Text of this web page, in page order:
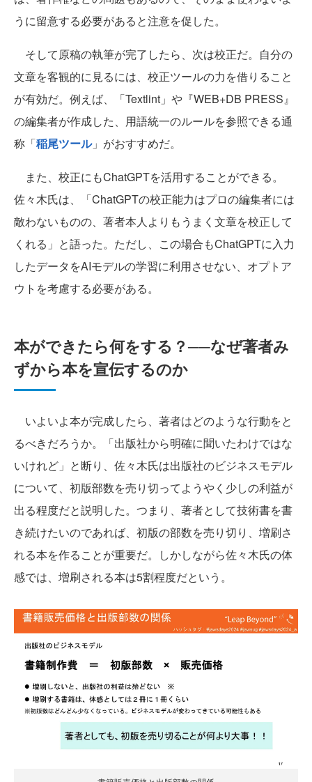
うに留意する必要があると注意を促した。
そして原稿の執筆が完了したら、次は校正だ。自分の
文章を客観的に見るには、校正ツールの力を借りること
が有効だ。例えば、「Textlint」や『WEB+DB PRESS』
の編集者が作成した、用語統一のルールを参照できる通
称「稲尾ツール」がおすすめだ。
また、校正にもChatGPTを活用することができる。
佐々木氏は、「ChatGPTの校正能力はプロの編集者には
敵わないものの、著者本人よりもうまく文章を校正して
くれる」と語った。ただし、この場合もChatGPTに入力
したデータをAIモデルの学習に利用させない、オプトア
ウトを考慮する必要がある。
本ができたら何をする？──なぜ著者み
ずから本を宣伝するのか
いよいよ本が完成したら、著者はどのような行動をと
るべきだろうか。「出版社から明確に聞いたわけではな
いけれど」と断り、佐々木氏は出版社のビジネスモデル
について、初版部数を売り切ってようやく少しの利益が
出る程度だと説明した。つまり、著者として技術書を書
き続けたいのであれば、初版の部数を売り切り、増刷さ
れる本を作ることが重要だ。しかしながら佐々木氏の体
感では、増刷される本は5割程度だという。